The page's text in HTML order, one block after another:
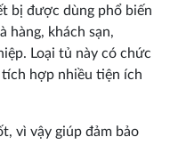
bị được dùng phổ biến
hàng, khách sạn,
Loại tủ này có chức
hợp nhiều tiện ích
vì vậy giúp đảm bảo